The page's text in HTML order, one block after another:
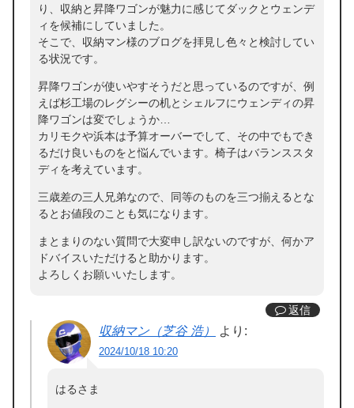
り、収納と昇降ワゴンが魅力に感じてダックとウェンデ
ィを候補にしていました。
そこで、収納マン様のブログを拝見し色々と検討してい
る状況です。
昇降ワゴンが使いやすそうだと思っているのですが、例
えば杉工場のレグシーの机とシェルフにウェンディの昇
降ワゴンは変でしょうか…
カリモクや浜本は予算オーバーでして、その中でもでき
るだけ良いものをと悩んでいます。椅子はバランススタ
ディを考えています。
三歳差の三人兄弟なので、同等のものを三つ揃えるとな
るとお値段のことも気になります。
まとまりのない質問で大変申し訳ないのですが、何かア
ドバイスいただけると助かります。
よろしくお願いいたします。
返信
収納マン（芝谷 浩） より:
2024/10/18 10:20
はるさま